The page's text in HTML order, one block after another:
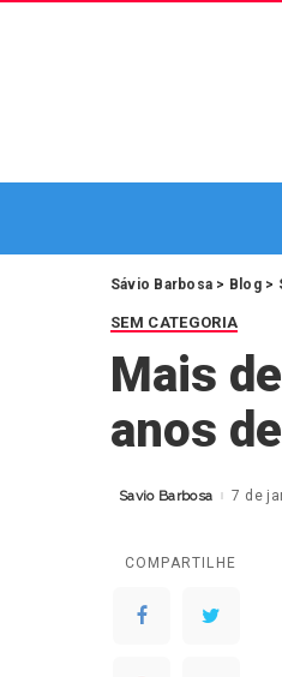
Sávio Barbosa > Blog>
SEM CATEGORIA
Mais
anos
Posted
Savio Barbosa 7 de
COMPARTILHE